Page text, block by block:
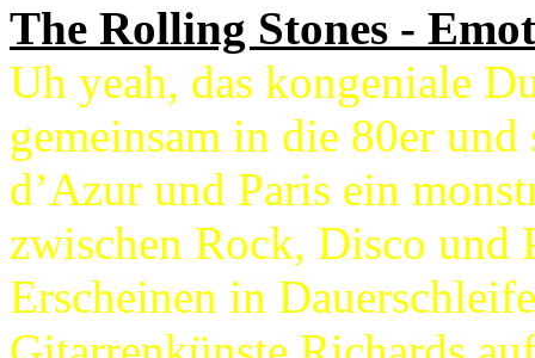
The Rolling Stones -
Uh yeah, das kongeniale
gemeinsam in die 80er
d’Azur und Paris ein
zwischen Rock, Disco und
Erscheinen in